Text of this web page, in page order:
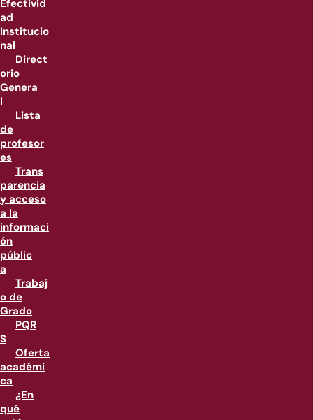
Efectivid
ad
Institucio
nal
Direct
orio
Genera
l
Lista
de
profesor
es
Trans
parencia
y acceso
a la
informaci
ón
públic
a
Trabaj
o de
Grado
PQR
S
Oferta
académi
ca
¿En
qué